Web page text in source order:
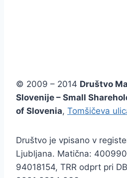
© 2009 – 2014 Društvo
Slovenije – Small
of Slovenia, Tomšičeva
Društvo je vpisano v
Ljubljana. Matična:
94018154, TRR odprt pri